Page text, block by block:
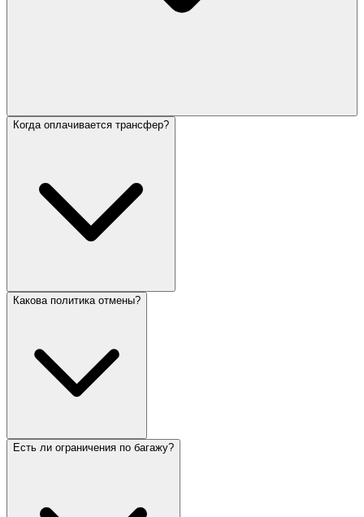
Когда оплачивается трансфер?
Какова политика отмены?
Есть ли ограничения по багажу?